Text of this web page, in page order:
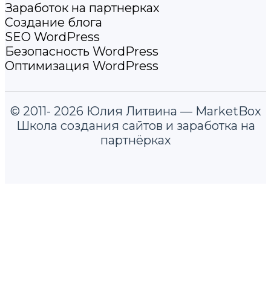
Заработок на партнерках
Создание блога
SEO WordPress
Безопасность WordPress
Оптимизация WordPress
© 2011- 2026 Юлия Литвина — MarketBox
Школа создания сайтов и заработка на
партнёрках